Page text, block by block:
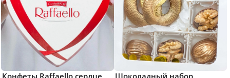
Конфеты Raffaello сердце
Шоколадный набор